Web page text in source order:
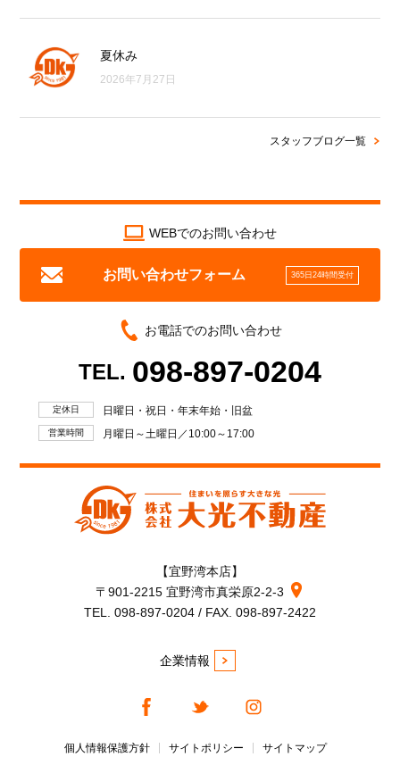
夏休み
2026年7月27日
スタッフブログ一覧
WEBでのお問い合わせ
お問い合わせフォーム 365日24時間受付
お電話でのお問い合わせ
TEL. 098-897-0204
定休日 日曜日・祝日・年末年始・旧盆
営業時間 月曜日～土曜日／10:00～17:00
【宜野湾本店】
〒901-2215 宜野湾市真栄原2-2-3
TEL. 098-897-0204 / FAX. 098-897-2422
企業情報
個人情報保護方針 サイトポリシー サイトマップ